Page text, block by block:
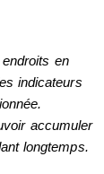
en
indicateurs
accumuler
longtemps.